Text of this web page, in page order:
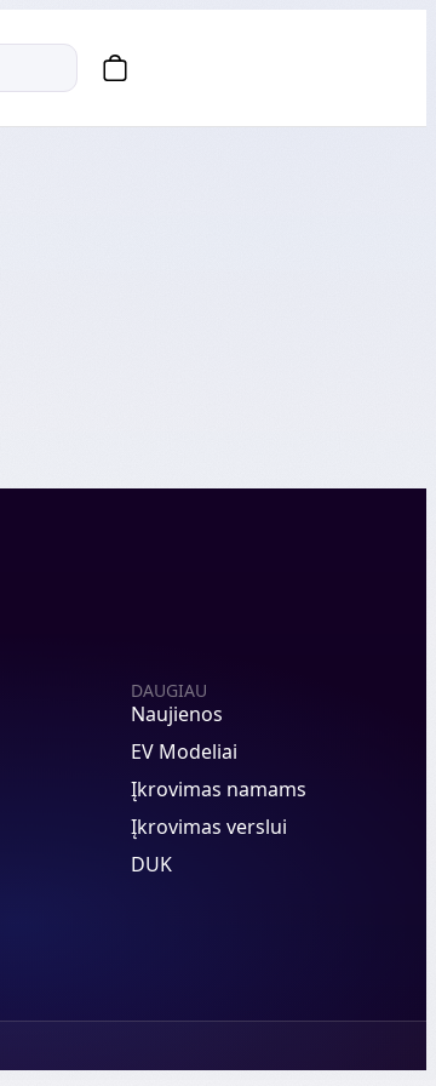
DAUGIAU
Naujienos
EV Modeliai
Įkrovimas namams
Įkrovimas verslui
DUK